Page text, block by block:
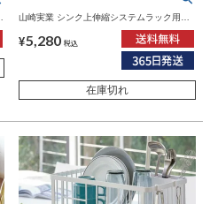
山崎実業 シンク上伸縮システムラック用水
雑貨・タワーシリーズ
¥5,280 税込
在庫切れ